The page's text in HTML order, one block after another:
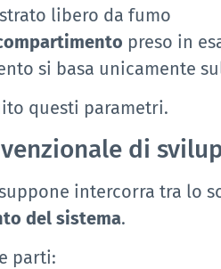
libero da fumo
preso in
si basa unicamente
questi parametri.
di
suppone intercorra tra lo
del sistema.
parti: